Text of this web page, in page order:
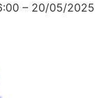
– 20/05/2025